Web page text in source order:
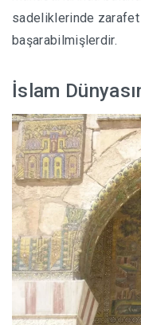
sadeliklerinde zarafet
başarabilmişlerdir.
İslam